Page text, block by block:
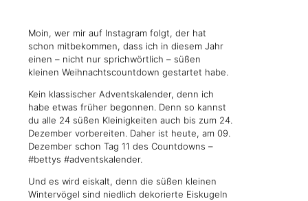
Moin, wer mir auf Instagram folgt, der hat
schon mitbekommen, dass ich in diesem Jahr
einen – nicht nur sprichwörtlich – süßen
kleinen Weihnachtscountdown gestartet habe.
Kein klassischer Adventskalender, denn ich
habe etwas früher begonnen. Denn so kannst
du alle 24 süßen Kleinigkeiten auch bis zum 24.
Dezember vorbereiten. Daher ist heute, am 09.
Dezember schon Tag 11 des Countdowns –
#bettys #adventskalender.
Und es wird eiskalt, denn die süßen kleinen
Wintervögel sind niedlich dekorierte Eiskugeln